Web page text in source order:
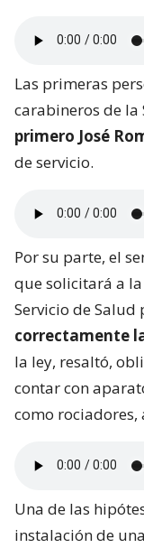
Las primeras
carabineros de la
primero José
de servicio.
Por su parte, el
que solicitará a
Servicio de Salud
correctamente
la ley, resaltó,
contar con
como rociadores,
Una de las
instalación de